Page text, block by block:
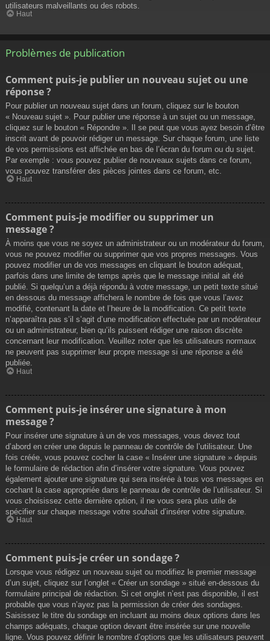
utilisateurs malveillants ou des robots.
Haut
Problèmes de publication
Comment puis-je publier un nouveau sujet ou une
réponse ?
Pour publier un nouveau sujet dans un forum, cliquez sur le bouton
« Nouveau sujet ». Pour publier une réponse à un sujet ou un message,
cliquez sur le bouton « Répondre ». Il se peut que vous ayez besoin d’être
inscrit avant de pouvoir rédiger un message. Sur chaque forum, une liste
de vos permissions est affichée en bas de l’écran du forum ou du sujet.
Par exemple : vous pouvez publier de nouveaux sujets dans ce forum,
vous pouvez transférer des pièces jointes dans ce forum, etc.
Haut
Comment puis-je modifier ou supprimer un
message ?
À moins que vous ne soyez un administrateur ou un modérateur du forum,
vous ne pouvez modifier ou supprimer que vos propres messages. Vous
pouvez modifier un de vos messages en cliquant le bouton adéquat,
parfois dans une limite de temps après que le message initial ait été
publié. Si quelqu’un a déjà répondu à votre message, un petit texte situé
en dessous du message affichera le nombre de fois que vous l’avez
modifié, contenant la date et l’heure de la modification. Ce petit texte
n’apparaîtra pas s’il s’agit d’une modification effectuée par un modérateur
ou un administrateur, bien qu’ils puissent rédiger une raison discrète
concernant leur modification. Veuillez noter que les utilisateurs normaux
ne peuvent pas supprimer leur propre message si une réponse a été
publiée.
Haut
Comment puis-je insérer une signature à mon
message ?
Pour insérer une signature à un de vos messages, vous devez tout
d’abord en créer une depuis le panneau de contrôle de l’utilisateur. Une
fois créée, vous pouvez cocher la case « Insérer une signature » depuis
le formulaire de rédaction afin d’insérer votre signature. Vous pouvez
également ajouter une signature qui sera insérée à tous vos messages en
cochant la case appropriée dans le panneau de contrôle de l’utilisateur. Si
vous choisissez cette dernière option, il ne vous sera plus utile de
spécifier sur chaque message votre souhait d’insérer votre signature.
Haut
Comment puis-je créer un sondage ?
Lorsque vous rédigez un nouveau sujet ou modifiez le premier message
d’un sujet, cliquez sur l’onglet « Créer un sondage » situé en-dessous du
formulaire principal de rédaction. Si cet onglet n’est pas disponible, il est
probable que vous n’ayez pas la permission de créer des sondages.
Saisissez le titre du sondage en incluant au moins deux options dans les
champs adéquats, chaque option devant être insérée sur une nouvelle
ligne. Vous pouvez définir le nombre d’options que les utilisateurs peuvent